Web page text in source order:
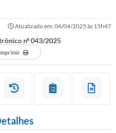
Atualizado em: 04/04/2025 às 15h47
nº 043/2025
Imprimir